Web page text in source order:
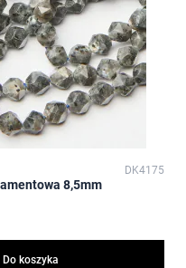
DK4175
8,5mm
Do koszyka